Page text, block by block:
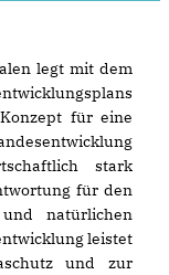
legt mit dem
für eine
stark
für den
natürlichen
leistet
und zur